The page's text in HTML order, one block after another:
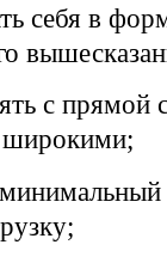
себя в
с прямой
широкими;